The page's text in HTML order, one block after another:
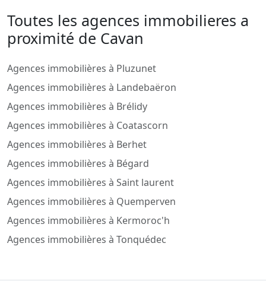
Toutes les agences immobilieres a
proximité de Cavan
Agences immobilières à Pluzunet
Agences immobilières à Landebaëron
Agences immobilières à Brélidy
Agences immobilières à Coatascorn
Agences immobilières à Berhet
Agences immobilières à Bégard
Agences immobilières à Saint laurent
Agences immobilières à Quemperven
Agences immobilières à Kermoroc'h
Agences immobilières à Tonquédec